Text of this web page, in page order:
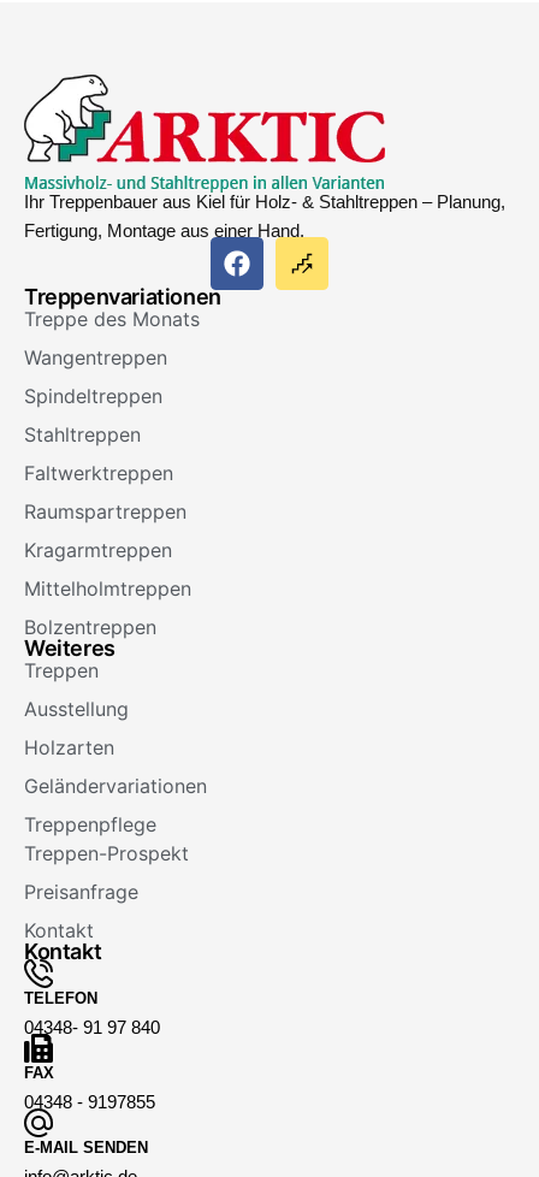
Ihr Treppenbauer aus Kiel für Holz- & Stahltreppen – Planung,
Fertigung, Montage aus einer Hand.
Treppenvariationen
Treppe des Monats
Wangentreppen
Spindeltreppen
Stahltreppen
Faltwerktreppen
Raumspartreppen
Kragarmtreppen
Mittelholmtreppen
Bolzentreppen
Weiteres
Treppen
Ausstellung
Holzarten
Geländervariationen
Treppenpflege
Treppen-Prospekt
Preisanfrage
Kontakt
Kontakt
TELEFON
04348- 91 97 840
FAX
04348 - 9197855
E-MAIL SENDEN